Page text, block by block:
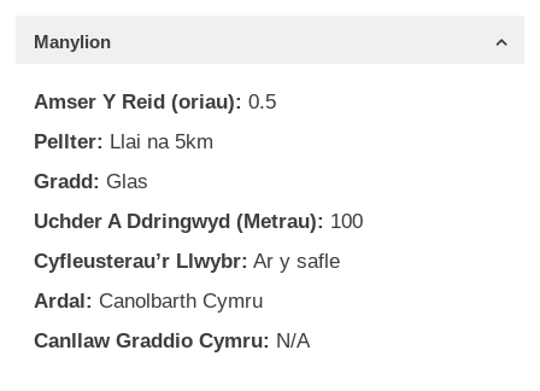
Manylion
Amser Y Reid (oriau): 0.5
Pellter: Llai na 5km
Gradd: Glas
Uchder A Ddringwyd (Metrau): 100
Cyfleusterau’r Llwybr: Ar y safle
Ardal: Canolbarth Cymru
Canllaw Graddio Cymru: N/A